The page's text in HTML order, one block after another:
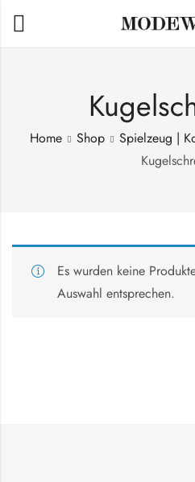
Home Shop Spielzeug |
Es wurden keine
Auswahl entsprechen.